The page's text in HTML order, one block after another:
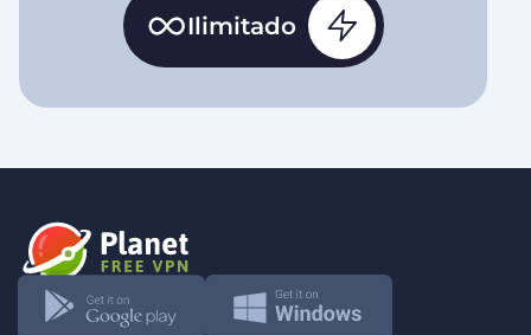
Ilimitado